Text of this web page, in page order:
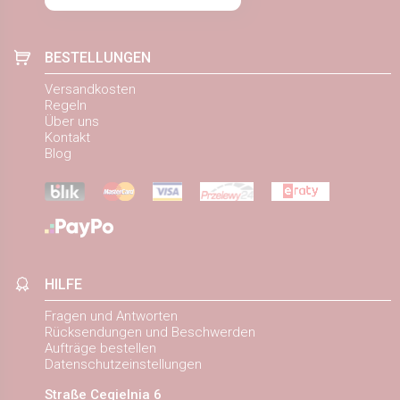
BESTELLUNGEN
Versandkosten
Regeln
Über uns
Kontakt
Blog
HILFE
Fragen und Antworten
Rücksendungen und Beschwerden
Aufträge bestellen
Datenschutzeinstellungen
Straße Cegielnia 6